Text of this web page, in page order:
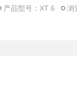
产品型号：XT 6 浏